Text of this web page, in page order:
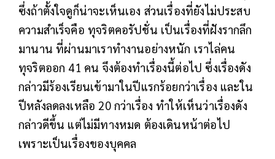
ซึ่งถ้าตั้งใจดูก็น่าจะเห็นเอง ส่วนเรื่องที่ยังไม่ประสบ
ความสำเร็จคือ ทุจริตคอรัปชั่น เป็นเรื่องที่ฝังรากลึก
มานาน ที่ผ่านมาเราทำงานอย่างหนัก เราไล่คน
ทุจริตออก 41 คน จึงต้องทำเรื่องนี้ต่อไป ซึ่งเรื่องดัง
กล่าวมีร้องเรียนเข้ามาในปีแรกร้อยกว่าเรื่อง และใน
ปีหลังลดลงเหลือ 20 กว่าเรื่อง ทำให้เห็นว่าเรื่องดัง
กล่าวดีขึ้น แต่ไม่มีทางหมด ต้องเดินหน้าต่อไป
เพราะเป็นเรื่องของบุคคล